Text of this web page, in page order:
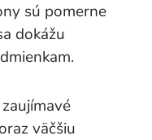
sú pomerne
dokážu
väčšiu